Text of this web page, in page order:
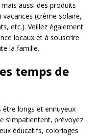
aussi des produits
(crème solaire,
etc.). Veillez également
locaux et à souscrire
la famille.
temps de
longs et ennuyeux
s’impatientent, prévoyez
éducatifs, coloriages